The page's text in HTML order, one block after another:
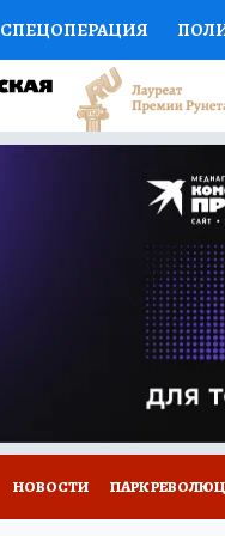
СПЕЦОПЕРАЦИЯ
НАУКА СПОРТ
ДОКТОР
ПРОГНОЗЫ НА СПОРТ
НОВОСТИ ПАРК